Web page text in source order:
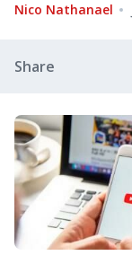
Nico Nathanael
Share